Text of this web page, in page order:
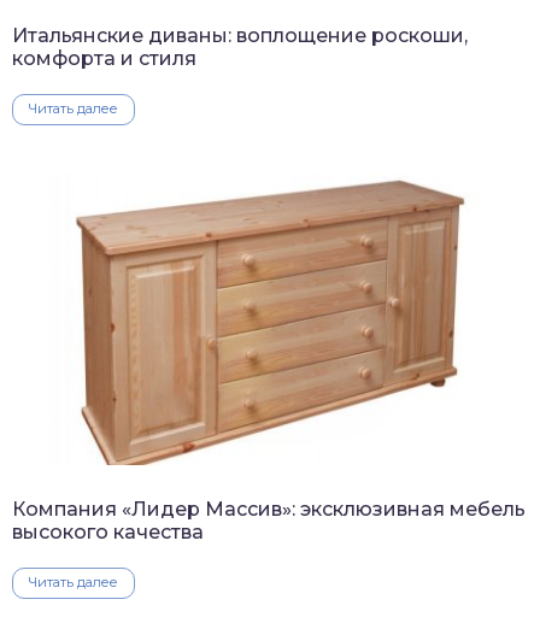
Итальянские диваны: воплощение роскоши,
комфорта и стиля
Читать далее
Компания «Лидер Массив»: эксклюзивная мебель
высокого качества
Читать далее